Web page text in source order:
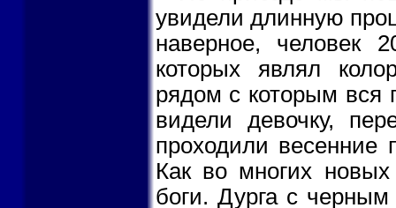
увидели длинную
наверное, человек
которых являл
рядом с которым вся
видели девочку,
проходили
Как во многих
боги. Дурга с